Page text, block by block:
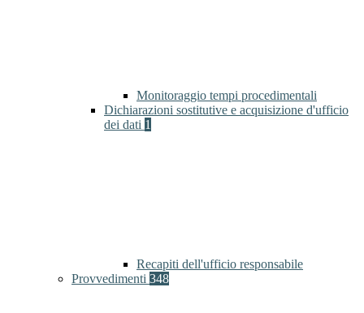
Monitoraggio tempi procedimentali
Dichiarazioni sostitutive e acquisizione d'ufficio
dei dati 1
Recapiti dell'ufficio responsabile
Provvedimenti 348